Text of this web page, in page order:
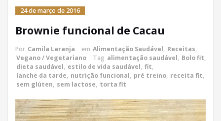
24 de março de 2016
Brownie funcional de Cacau
Por Camila Laranja em Alimentação Saudável, Receitas,
Vegano / Vegetariano
Tag alimentação saudável, Bolo fit,
dieta saudável, estilo de vida saudável, fit,
lanche da tarde, nutrição funcional, pré treino, receita fit,
sem glúten, sem lactose, torta fit